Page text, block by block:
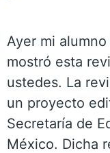
Ayer mi
mostró esta
ustedes. La
un proyecto
Secretaría de
México. Dicha